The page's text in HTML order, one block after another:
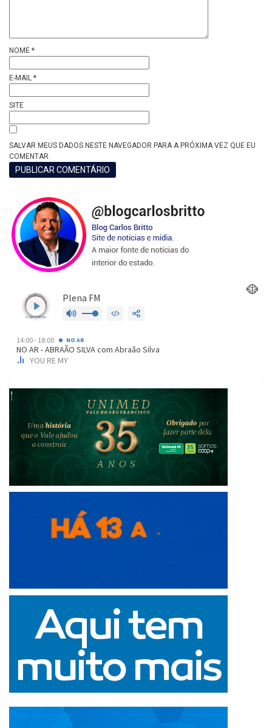
NOME *
E-MAIL *
SITE
SALVAR MEUS DADOS NESTE NAVEGADOR PARA A PRÓXIMA VEZ QUE EU
COMENTAR.